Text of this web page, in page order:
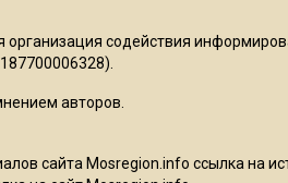
организация содействия
авторов.
сайта Mosregion.info ссылка на